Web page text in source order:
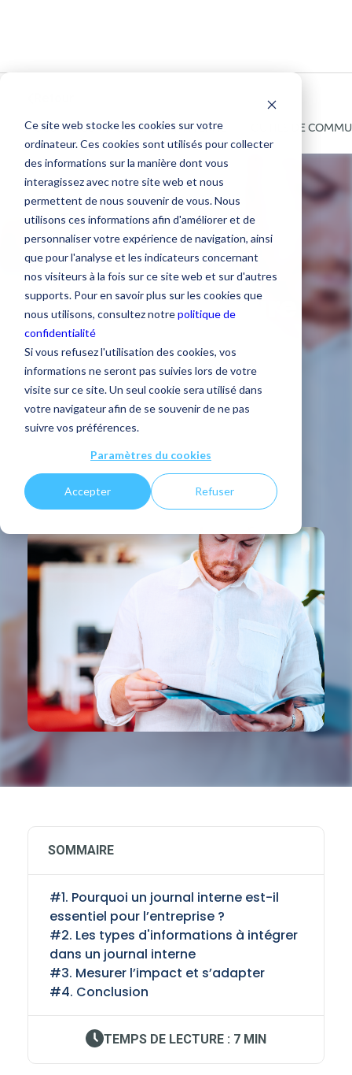
Ce site web stocke les cookies sur votre
ordinateur. Ces cookies sont utilisés pour collecter
des informations sur la manière dont vous
interagissez avec notre site web et nous
permettent de nous souvenir de vous. Nous
utilisons ces informations afin d'améliorer et de
personnaliser votre expérience de navigation, ainsi
que pour l'analyse et les indicateurs concernant
nos visiteurs à la fois sur ce site web et sur d'autres
supports. Pour en savoir plus sur les cookies que
nous utilisons, consultez notrepolitique de
confidentialité
Si vous refusez l'utilisation des cookies, vos
informations ne seront pas suivies lors de votre
visite sur ce site. Un seul cookie sera utilisé dans
votre navigateur afin de se souvenir de ne pas
suivre vos préférences.
Paramètres du cookies
Accepter Refuser
TOUS
COMMUNICATION INTERNE OUTILS DE
OUTILS DE COMMUNICATION
Quelles
informations faire
figurer dans son
journal
d'entreprise ?
PARTAGER
SOMMAIRE
#1. Pourquoi un journal interne est-il
essentiel pour l’entreprise ?
#2. Les types d'informations à intégrer
dans un journal interne
#3. Mesurer l’impact et s’adapter
#4. Conclusion
TEMPS DE LECTURE : 7 MIN